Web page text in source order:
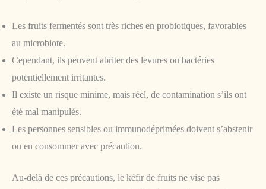
Les fruits fermentés sont très riches en probiotiques, favorables
au microbiote.
Cependant, ils peuvent abriter des levures ou bactéries
potentiellement irritantes.
Il existe un risque minime, mais réel, de contamination s’ils ont
été mal manipulés.
Les personnes sensibles ou immunodéprimées doivent s’abstenir
ou en consommer avec précaution.
Au-delà de ces précautions, le kéfir de fruits ne vise pas